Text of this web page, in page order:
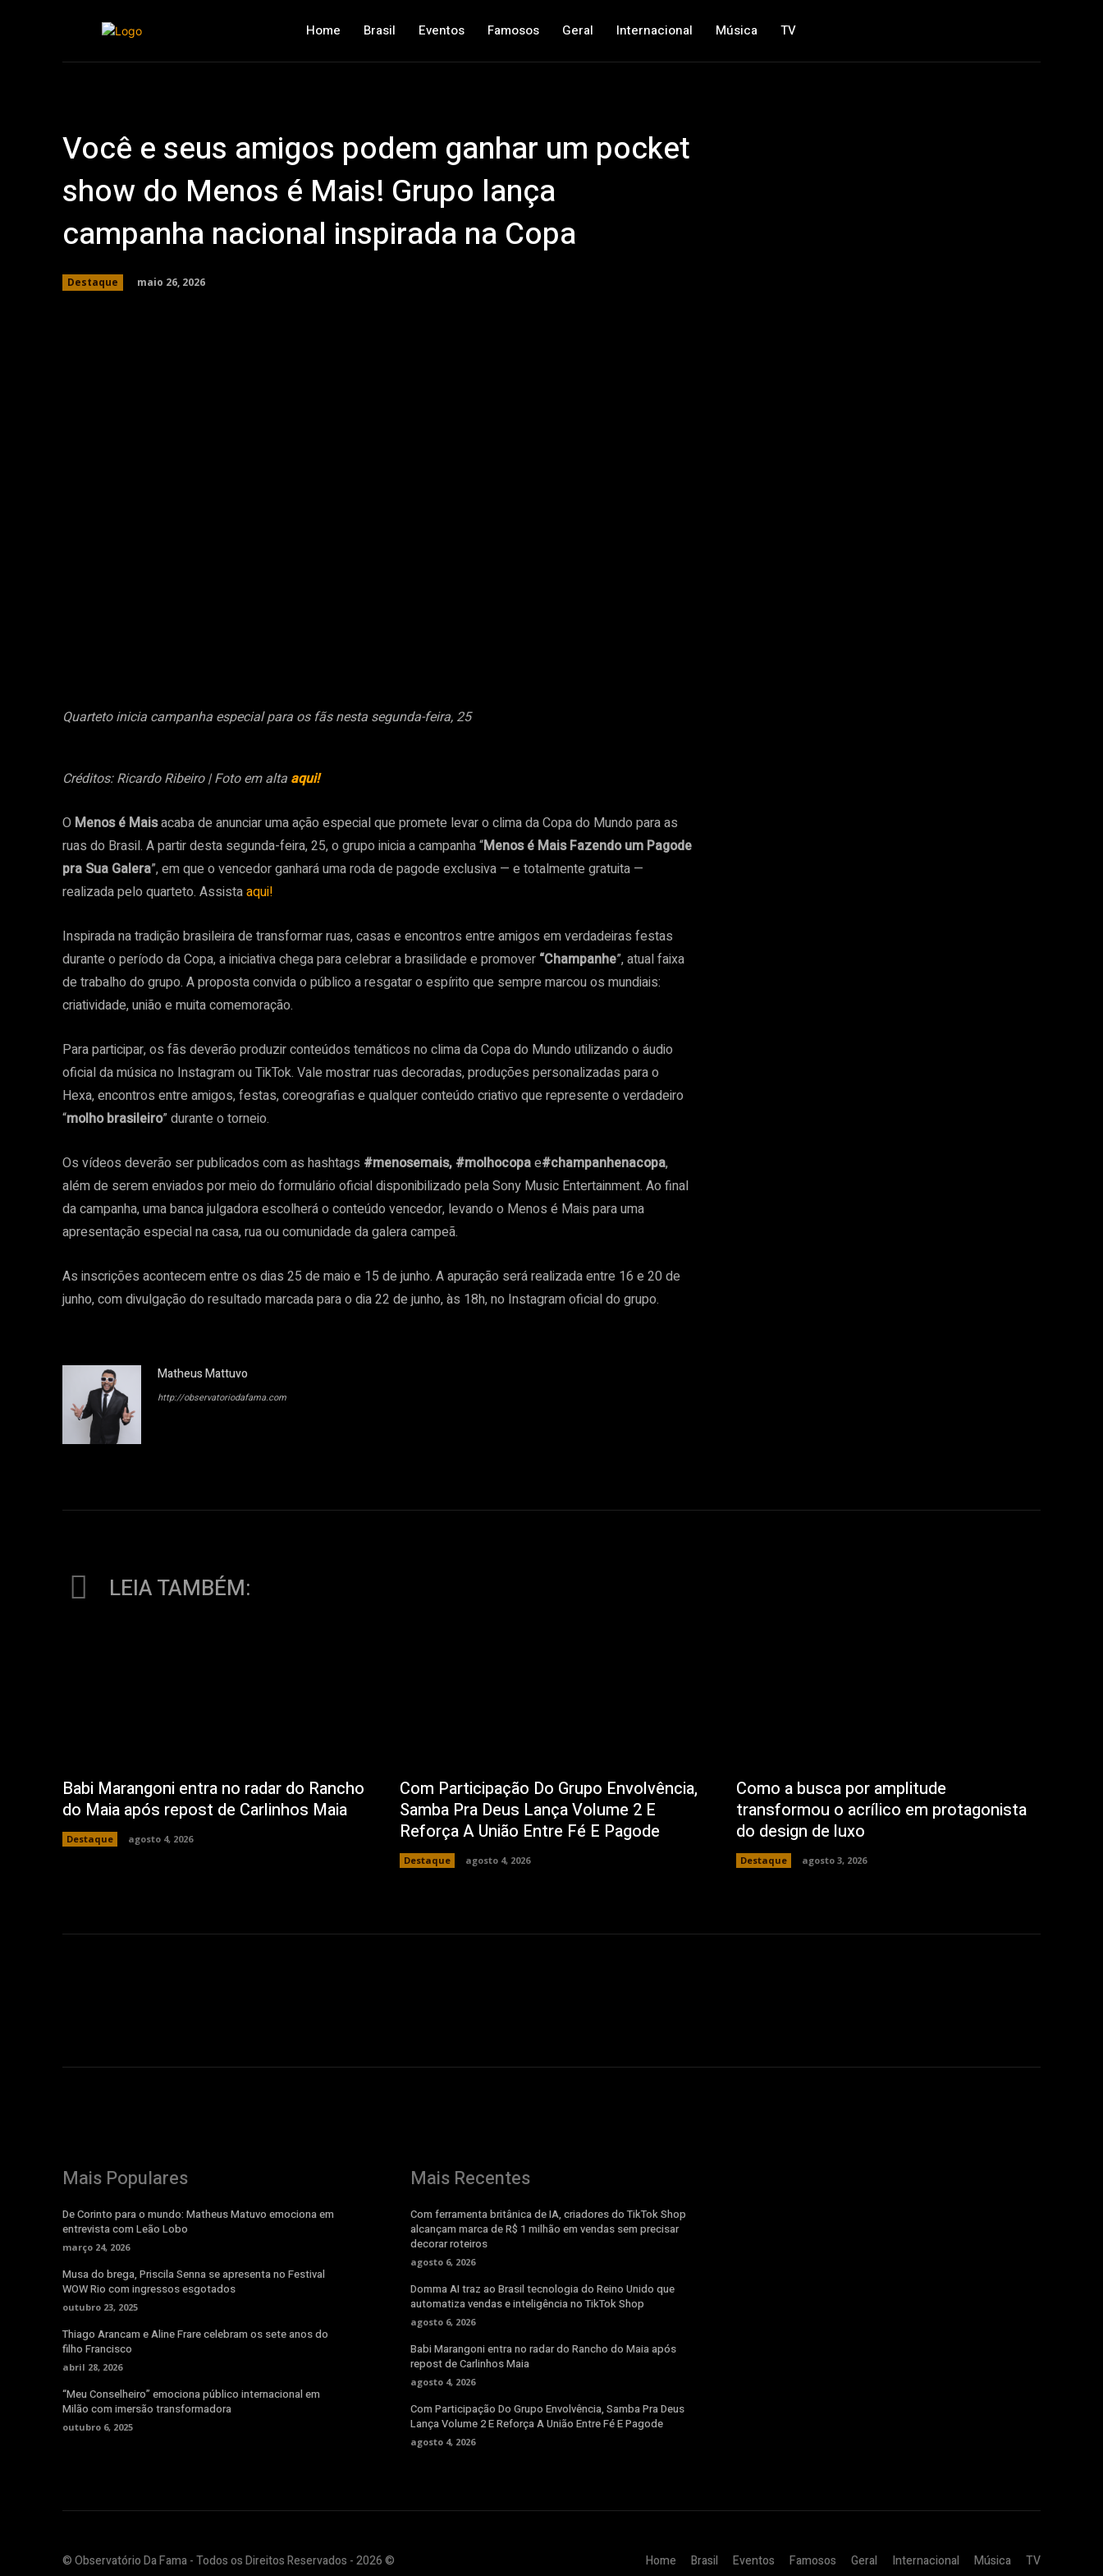
Home Brasil Eventos Famosos Geral Internacional Música TV
Você e seus amigos podem ganhar um pocket
show do Menos é Mais! Grupo lança
campanha nacional inspirada na Copa
Destaque maio 26, 2026
Quarteto inicia campanha especial para os fãs nesta segunda-feira, 25
Créditos: Ricardo Ribeiro | Foto em alta aqui!
O Menos é Maisacaba de anunciar uma ação especial que promete levar o clima da Copa do Mundo para as
ruas do Brasil. A partir desta segunda-feira, 25, o grupo inicia a campanha “Menos é Mais Fazendo um Pagode
pra Sua Galera”, em que o vencedor ganhará uma roda de pagode exclusiva — e totalmente gratuita —
realizada pelo quarteto. Assistaaqui!
Inspirada na tradição brasileira de transformar ruas, casas e encontros entre amigos em verdadeiras festas
durante o período da Copa, a iniciativa chega para celebrar a brasilidade e promover “Champanhe”, atual faixa
de trabalho do grupo. A proposta convida o público a resgatar o espírito que sempre marcou os mundiais:
criatividade, união e muita comemoração.
Para participar, os fãs deverão produzir conteúdos temáticos no clima da Copa do Mundo utilizando o áudio
oficial da música no Instagram ou TikTok. Vale mostrar ruas decoradas, produções personalizadas para o
Hexa, encontros entre amigos, festas, coreografias e qualquer conteúdo criativo que represente o verdadeiro
“molho brasileiro” durante o torneio.
Os vídeos deverão ser publicados com as hashtags #menosemais, #molhocopae#champanhenacopa,
além de serem enviados por meio do formulário oficial disponibilizado pela Sony Music Entertainment. Ao final
da campanha, uma banca julgadora escolherá o conteúdo vencedor, levando o Menos é Mais para uma
apresentação especial na casa, rua ou comunidade da galera campeã.
As inscrições acontecem entre os dias 25 de maio e 15 de junho. A apuração será realizada entre 16 e 20 de
junho, com divulgação do resultado marcada para o dia 22 de junho, às 18h, no Instagram oficial do grupo.
Matheus Mattuvo
http://observatoriodafama.com
LEIA TAMBÉM:
Babi Marangoni entra no radar do Rancho
do Maia após repost de Carlinhos Maia
Destaque agosto 4, 2026
Com Participação Do Grupo Envolvência,
Samba Pra Deus Lança Volume 2 E
Reforça A União Entre Fé E Pagode
Destaque agosto 4, 2026
Como a busca por amplitude
transformou o acrílico em protagonista
do design de luxo
Destaque agosto 3, 2026
Mais Populares
De Corinto para o mundo: Matheus Matuvo emociona em
entrevista com Leão Lobo
março 24, 2026
Musa do brega, Priscila Senna se apresenta no Festival
WOW Rio com ingressos esgotados
outubro 23, 2025
Thiago Arancam e Aline Frare celebram os sete anos do
filho Francisco
abril 28, 2026
“Meu Conselheiro” emociona público internacional em
Milão com imersão transformadora
outubro 6, 2025
Mais Recentes
Com ferramenta britânica de IA, criadores do TikTok Shop
alcançam marca de R$ 1 milhão em vendas sem precisar
decorar roteiros
agosto 6, 2026
Domma AI traz ao Brasil tecnologia do Reino Unido que
automatiza vendas e inteligência no TikTok Shop
agosto 6, 2026
Babi Marangoni entra no radar do Rancho do Maia após
repost de Carlinhos Maia
agosto 4, 2026
Com Participação Do Grupo Envolvência, Samba Pra Deus
Lança Volume 2 E Reforça A União Entre Fé E Pagode
agosto 4, 2026
© Observatório Da Fama - Todos os Direitos Reservados - 2026 © Home Brasil Eventos Famosos Geral Internacional Música TV